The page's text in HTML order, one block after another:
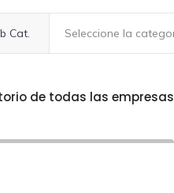
Cat.
de todas las empresas